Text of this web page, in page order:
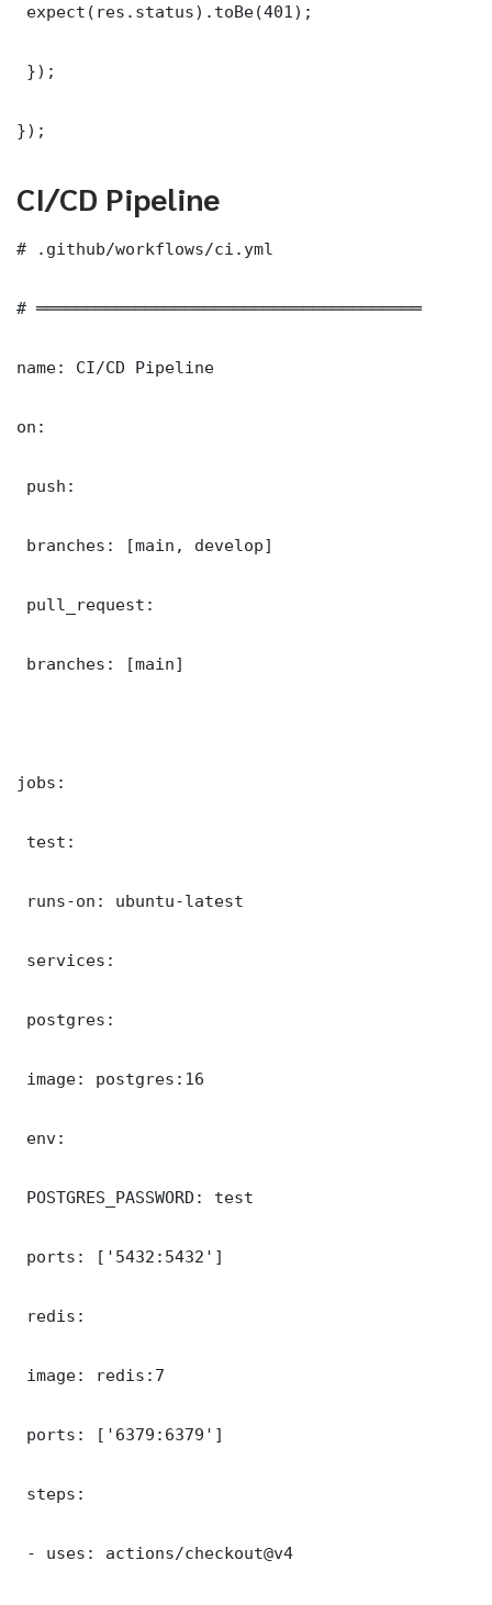
expect(res.status).toBe(401);
});
});
CI/CD Pipeline
# .github/workflows/ci.yml
# ═══════════════════════════════════════
name: CI/CD Pipeline
on:
push:
branches: [main, develop]
pull_request:
branches: [main]
jobs:
test:
runs-on: ubuntu-latest
services:
postgres:
image: postgres:16
env:
POSTGRES_PASSWORD: test
ports: ['5432:5432']
redis:
image: redis:7
ports: ['6379:6379']
steps:
- uses: actions/checkout@v4